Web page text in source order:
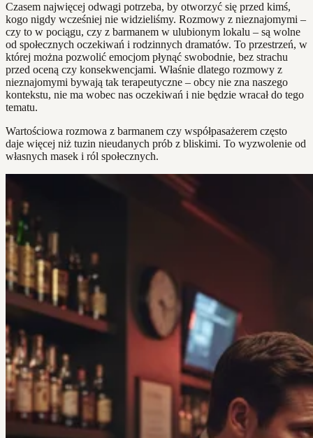
Czasem najwięcej odwagi potrzeba, by otworzyć się przed kimś,
kogo nigdy wcześniej nie widzieliśmy. Rozmowy z nieznajomymi –
czy to w pociągu, czy z barmanem w ulubionym lokalu – są wolne
od społecznych oczekiwań i rodzinnych dramatów. To przestrzeń, w
której można pozwolić emocjom płynąć swobodnie, bez strachu
przed oceną czy konsekwencjami. Właśnie dlatego rozmowy z
nieznajomymi bywają tak terapeutyczne – obcy nie zna naszego
kontekstu, nie ma wobec nas oczekiwań i nie będzie wracał do tego
tematu.
Wartościowa rozmowa z barmanem czy współpasażerem często
daje więcej niż tuzin nieudanych prób z bliskimi. To wyzwolenie od
własnych masek i ról społecznych.